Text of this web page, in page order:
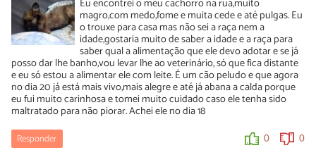
Eu encontrei o meu cachorro na rua,muito
magro,com medo,fome e muita cede e até pulgas. Eu
o trouxe para casa mas não sei a raça nem a
idade,gostaria muito de saber a idade e a raça para
saber qual a alimentação que ele devo adotar e se já
posso dar lhe banho,vou levar lhe ao veterinário, só que fica distante
e eu só estou a alimentar ele com leite. É um cão peludo e que agora
no dia 20 já está mais vivo,mais alegre e até já abana a calda porque
eu fui muito carinhosa e tomei muito cuidado caso ele tenha sido
maltratado para não piorar. Achei ele no dia 18
Responder 0 0